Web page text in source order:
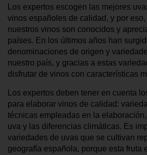
Los expertos escogen las mejores
vinos españoles de calidad, y por
nuestros vinos son conocidos y
países. En los últimos años han
denominaciones de origen y
nuestro país, y gracias a estas
disfrutar de vinos con características
Los expertos deben tener en cuenta
para elaborar vinos de calidad:
técnicas empleadas en la
uva y las diferencias climáticas. Es
variedades de uvas que se cultivan
geografía española, porque esta fruta